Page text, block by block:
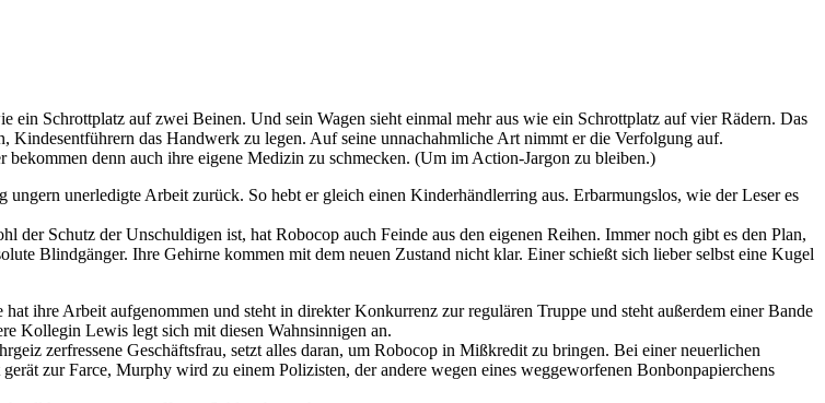
ein Schrottplatz auf zwei Beinen. Und sein Wagen sieht einmal mehr aus wie ein Schrottplatz auf vier Rädern. Das
Kindesentführern das Handwerk zu legen. Auf seine unnachahmliche Art nimmt er die Verfolgung auf.
denn auch ihre eigene Medizin zu schmecken. (Um im Action-Jargon zu bleiben.)
ungern unerledigte Arbeit zurück. So hebt er gleich einen Kinderhändlerring aus. Erbarmungslos, wie der Leser es
Schutz der Unschuldigen ist, hat Robocop auch Feinde aus den eigenen Reihen. Immer noch gibt es den Plan,
Blindgänger. Ihre Gehirne kommen mit dem neuen Zustand nicht klar. Einer schießt sich lieber selbst eine Kugel
ihre Arbeit aufgenommen und steht in direkter Konkurrenz zur regulären Truppe und steht außerdem einer Bande
Kollegin Lewis legt sich mit diesen Wahnsinnigen an.
zerfressene Geschäftsfrau, setzt alles daran, um Robocop in Mißkredit zu bringen. Bei einer neuerlichen
zur Farce, Murphy wird zu einem Polizisten, der andere wegen eines weggeworfenen Bonbonpapierchens